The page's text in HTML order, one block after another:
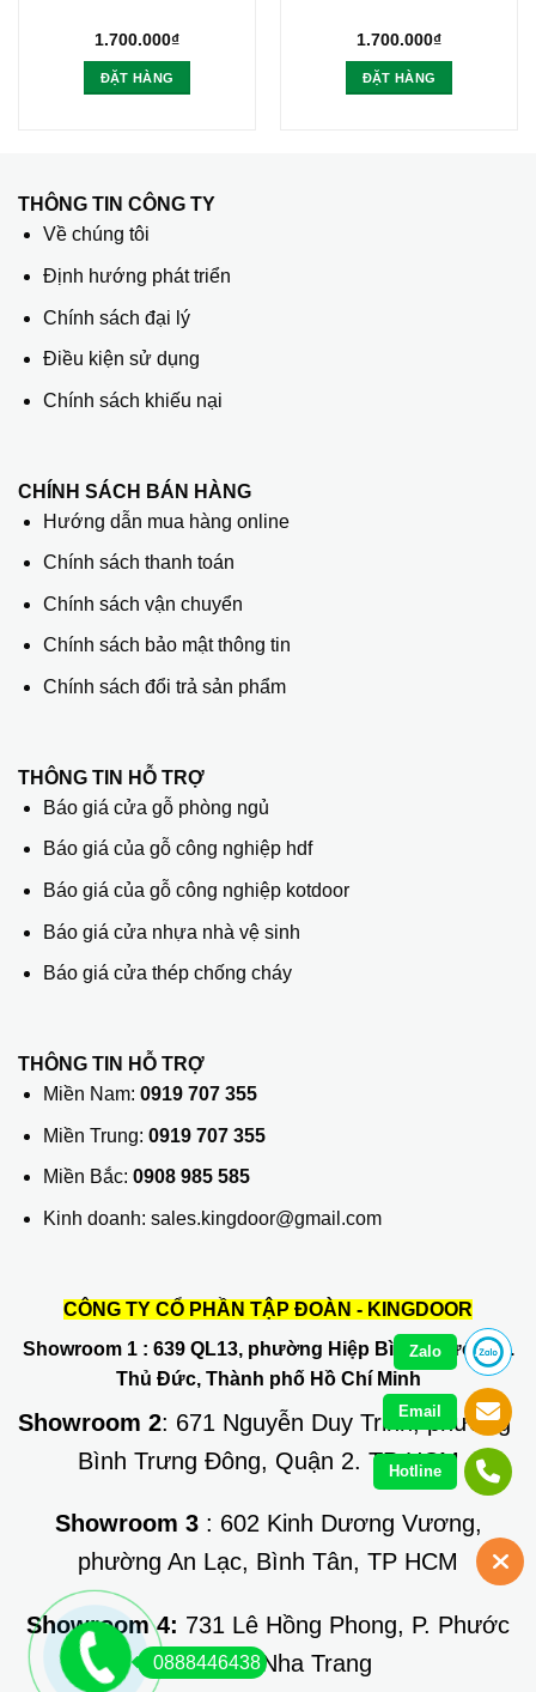
1.700.000₫
ĐẶT HÀNG
1.700.000₫
ĐẶT HÀNG
THÔNG TIN CÔNG TY
Về chúng tôi
Định hướng phát triển
Chính sách đại lý
Điều kiện sử dụng
Chính sách khiếu nại
CHÍNH SÁCH BÁN HÀNG
Hướng dẫn mua hàng online
Chính sách thanh toán
Chính sách vận chuyển
Chính sách bảo mật thông tin
Chính sách đổi trả sản phẩm
THÔNG TIN HỖ TRỢ
Báo giá cửa gỗ phòng ngủ
Báo giá của gỗ công nghiệp hdf
Báo giá của gỗ công nghiệp kotdoor
Báo giá cửa nhựa nhà vệ sinh
Báo giá cửa thép chống cháy
THÔNG TIN HỖ TRỢ
Miền Nam: 0919 707 355
Miền Trung: 0919 707 355
Miền Bắc: 0908 985 585
Kinh doanh: sales.kingdoor@gmail.com
CÔNG TY CỔ PHẦN TẬP ĐOÀN - KINGDOOR
Showroom 1: 639 QL13, phường Hiệp Bình Phước, Q.
Thủ Đức, Thành phố Hồ Chí Minh
Showroom 2: 671 Nguyễn Duy Trinh, phường
Bình Trưng Đông, Quận 2. TP HCM
Showroom 3: 602 Kinh Dương Vương,
phường An Lạc, Bình Tân, TP HCM
Showroom 4: 731 Lê Hồng Phong, P. Phước
Long, TP Nha Trang
0888446438
Zalo
Email
Hotline